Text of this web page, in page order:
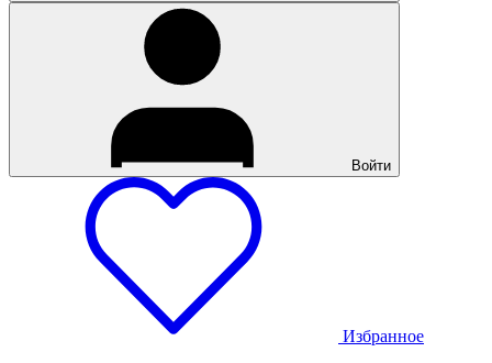
Войти
Избранное